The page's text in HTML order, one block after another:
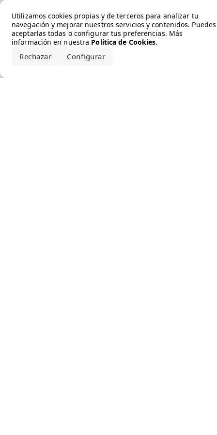
Utilizamos cookies propias y de terceros para analizar tu
navegación y mejorar nuestros servicios y contenidos. Puedes
aceptarlas todas o configurar tus preferencias. Más
información en nuestra Política de Cookies.
Rechazar Configurar
Error loading the brand